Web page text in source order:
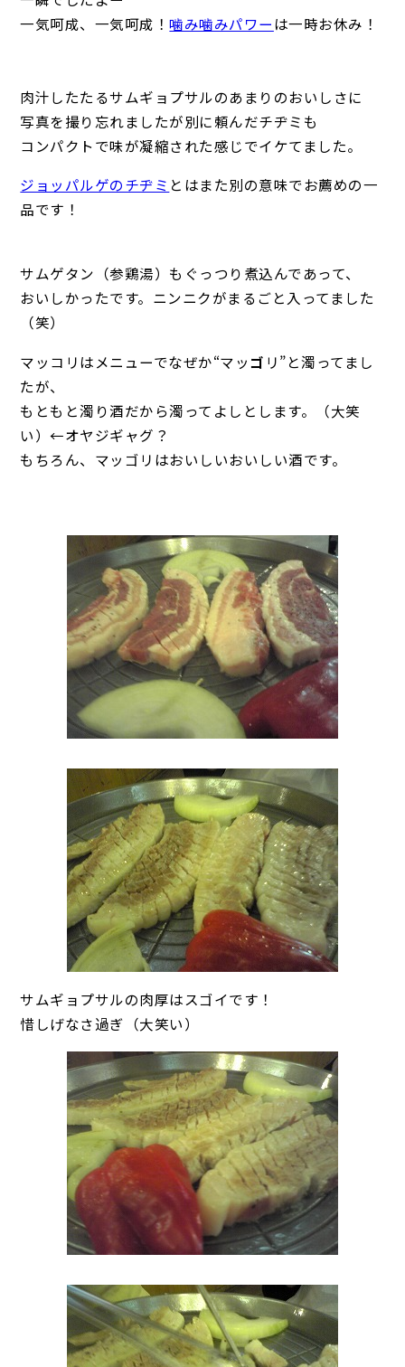
一気呵成、一気呵成！噛み噛みパワーは一時お休み！
肉汁したたるサムギョプサルのあまりのおいしさに
写真を撮り忘れましたが別に頼んだチヂミも
コンパクトで味が凝縮された感じでイケてました。
ジョッパルゲのチヂミ とはまた別の意味でお薦めの一
品です！
サムゲタン（参鶏湯）もぐっつり煮込んであって、
おいしかったです。ニンニクがまるごと入ってました
（笑）
マッコリはメニューでなぜか“マッゴ リ”と濁ってまし
たが、
もともと濁り酒だから濁ってよしとします。（大笑
い）←オヤジギャグ？
もちろん、マッゴリはおいしいおいしい酒です。
サムギョプサルの肉厚はスゴイです！
惜しげなさ過ぎ（大笑い）